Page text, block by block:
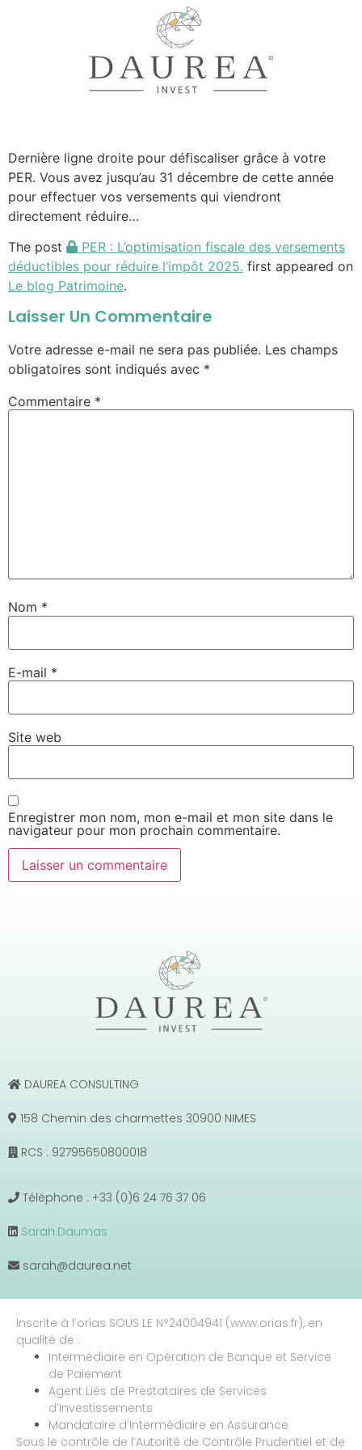
Dernière ligne droite pour défiscaliser grâce à votre
PER. Vous avez jusqu’au 31 décembre de cette année
pour effectuer vos versements qui viendront
directement réduire…
The post
PER : L’optimisation fiscale des versements
déductibles pour réduire l’impôt 2025. first appeared on
Le blog Patrimoine.
Laisser Un Commentaire
Votre adresse e-mail ne sera pas publiée. Les champs
obligatoires sont indiqués avec *
Commentaire *
Nom *
E-mail *
Site web
Enregistrer mon nom, mon e-mail et mon site dans le
navigateur pour mon prochain commentaire.
DAUREA CONSULTING
158 Chemin des charmettes 30900 NIMES
RCS : 92795650800018
Téléphone : +33 (0)6 24 76 37 06
Sarah.Daumas
sarah@daurea.net
Inscrite à l’orias SOUS LE N°24004941 (www.orias.fr), en
qualité de :
Intermédiaire en Opération de Banque et Service
de Paiement
Agent Liés de Prestataires de Services
d’Investissements
Mandataire d’Intermédiaire en Assurance
Sous le contrôle de l’Autorité de Contrôle Prudentiel et de